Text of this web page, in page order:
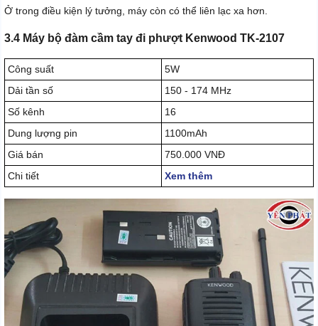
Ở trong điều kiện lý tưởng, máy còn có thể liên lạc xa hơn.
3.4 Máy bộ đàm cầm tay đi phượt Kenwood TK-2107
Công suất
5W
Dải tần số
150 - 174 MHz
Số kênh
16
Dung lượng pin
1100mAh
Giá bán
750.000 VNĐ
Chi tiết
Xem thêm